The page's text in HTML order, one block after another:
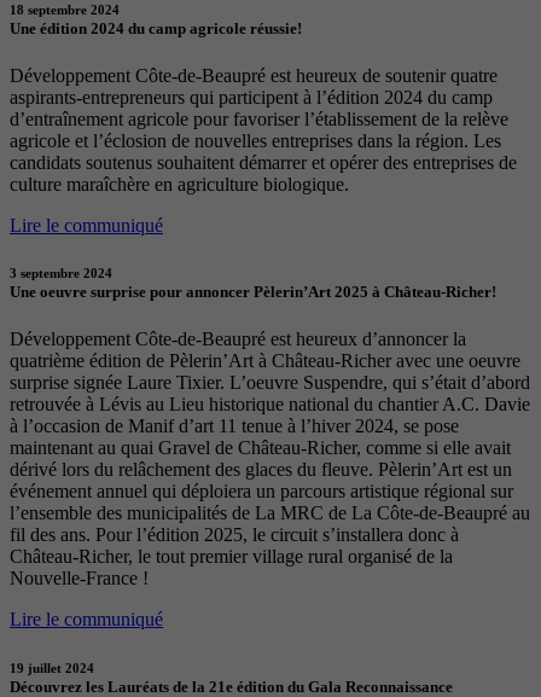
18 septembre 2024
Une édition 2024 du camp agricole réussie!
Développement Côte-de-Beaupré est heureux de soutenir quatre
aspirants-entrepreneurs qui participent à l’édition 2024 du camp
d’entraînement agricole pour favoriser l’établissement de la relève
agricole et l’éclosion de nouvelles entreprises dans la région. Les
candidats soutenus souhaitent démarrer et opérer des entreprises de
culture maraîchère en agriculture biologique.
Lire le communiqué
3 septembre 2024
Une oeuvre surprise pour annoncer Pèlerin’Art 2025 à Château-Richer!
Développement Côte-de-Beaupré est heureux d’annoncer la
quatrième édition de Pèlerin’Art à Château-Richer avec une oeuvre
surprise signée Laure Tixier. L’oeuvre Suspendre, qui s’était d’abord
retrouvée à Lévis au Lieu historique national du chantier A.C. Davie
à l’occasion de Manif d’art 11 tenue à l’hiver 2024, se pose
maintenant au quai Gravel de Château-Richer, comme si elle avait
dérivé lors du relâchement des glaces du fleuve. Pèlerin’Art est un
événement annuel qui déploiera un parcours artistique régional sur
l’ensemble des municipalités de La MRC de La Côte-de-Beaupré au
fil des ans. Pour l’édition 2025, le circuit s’installera donc à
Château-Richer, le tout premier village rural organisé de la
Nouvelle-France !
Lire le communiqué
19 juillet 2024
Découvrez les Lauréats de la 21e édition du Gala Reconnaissance